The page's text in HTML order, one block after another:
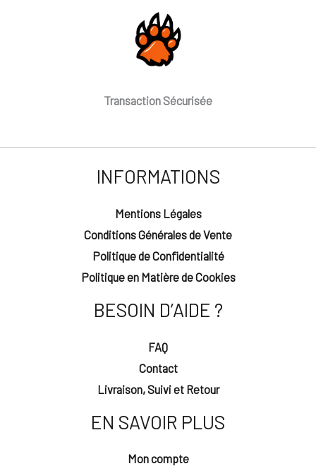
Transaction Sécurisée
INFORMATIONS
Mentions Légales
Conditions Générales de Vente
Politique de Confidentialité
Politique en Matière de Cookies
BESOIN D’AIDE ?
FAQ
Contact
Livraison, Suivi et Retour
EN SAVOIR PLUS
Mon compte